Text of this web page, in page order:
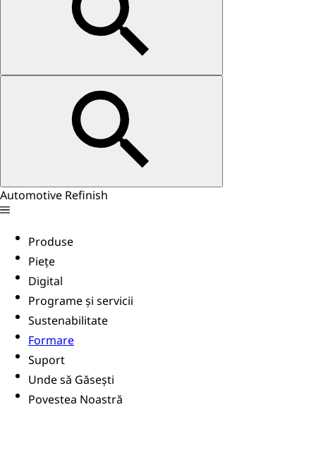
Automotive Refinish
Produse
Piețe
Digital
Programe și servicii
Sustenabilitate
Formare
Suport
Unde să Găsești
Povestea Noastră